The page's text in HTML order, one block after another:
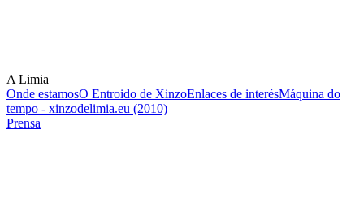
A Limia
Onde estamosO Entroido de XinzoEnlaces de interésMáquina do
tempo - xinzodelimia.eu (2010)
Prensa